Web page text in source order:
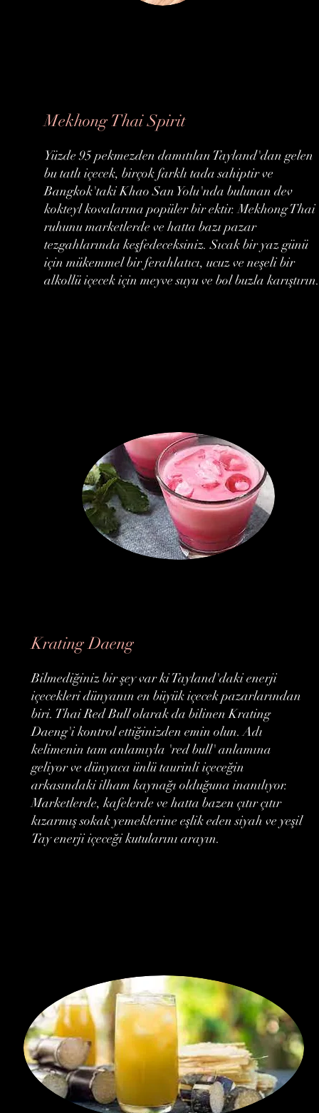
Mekhong Thai Spirit
Yüzde 95 pekmezden damıtılan Tayland'dan gelen
bu tatlı içecek, birçok farklı tada sahiptir ve
Bangkok'taki Khao San Yolu'nda bulunan dev
kokteyl kovalarına popüler bir ektir. Mekhong Thai
ruhunu marketlerde ve hatta bazı pazar
tezgahlarında keşfedeceksiniz. Sıcak bir yaz günü
için mükemmel bir ferahlatıcı, ucuz ve neşeli bir
alkollü içecek için meyve suyu ve bol buzla karıştırın.
Krating Daeng
Bilmediğiniz bir şey var ki Tayland'daki enerji
içecekleri dünyanın en büyük içecek pazarlarından
biri. Thai Red Bull olarak da bilinen Krating
Daeng'i kontrol ettiğinizden emin olun. Adı
kelimenin tam anlamıyla 'red bull' anlamına
geliyor ve dünyaca ünlü taurinli içeceğin
arkasındaki ilham kaynağı olduğuna inanılıyor.
Marketlerde, kafelerde ve hatta bazen çıtır çıtır
kızarmış sokak yemeklerine eşlik eden siyah ve yeşil
Tay enerji içeceği kutularını arayın.